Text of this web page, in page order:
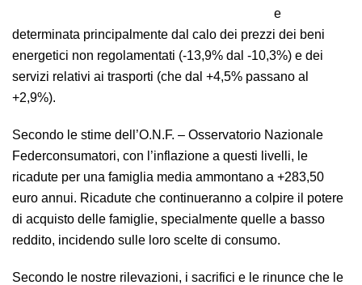
e
determinata principalmente dal calo dei prezzi dei beni
energetici non regolamentati (-13,9% dal -10,3%) e dei
servizi relativi ai trasporti (che dal +4,5% passano al
+2,9%).
Secondo le stime dell’O.N.F. – Osservatorio Nazionale
Federconsumatori, con l’inflazione a questi livelli, le
ricadute per una famiglia media ammontano a +283,50
euro annui. Ricadute che continueranno a colpire il potere
di acquisto delle famiglie, specialmente quelle a basso
reddito, incidendo sulle loro scelte di consumo.
Secondo le nostre rilevazioni, i sacrifici e le rinunce che le